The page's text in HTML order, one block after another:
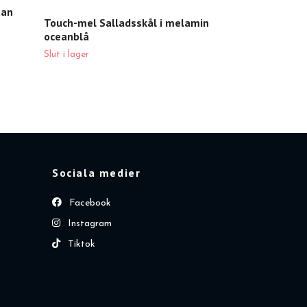
Touch-mel Salladsskål i melamin
oceanblå
Slut i lager
Sociala medier
Facebook
Instagram
Tiktok